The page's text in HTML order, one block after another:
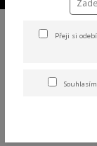
Tessa
Přeji si